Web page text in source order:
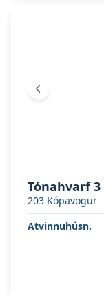
Fyrri mynd
Tónahvarf 3
203 Kópavogur
Atvinnuhúsn.